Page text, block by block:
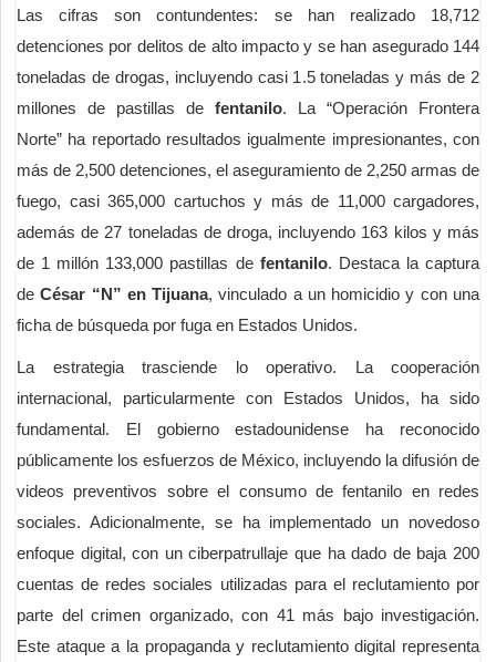
Las cifras son contundentes: se han realizado 18,712
detenciones por delitos de alto impacto y se han asegurado 144
toneladas de drogas, incluyendo casi 1.5 toneladas y más de 2
millones de pastillas de fentanilo. La “Operación Frontera
Norte” ha reportado resultados igualmente impresionantes, con
más de 2,500 detenciones, el aseguramiento de 2,250 armas de
fuego, casi 365,000 cartuchos y más de 11,000 cargadores,
además de 27 toneladas de droga, incluyendo 163 kilos y más
de 1 millón 133,000 pastillas de fentanilo. Destaca la captura
deCésar “N” en Tijuana, vinculado a un homicidio y con una
ficha de búsqueda por fuga en Estados Unidos.
La estrategia trasciende lo operativo. La cooperación
internacional, particularmente con Estados Unidos, ha sido
fundamental. El gobierno estadounidense ha reconocido
públicamente los esfuerzos de México, incluyendo la difusión de
videos preventivos sobre el consumo de fentanilo en redes
sociales. Adicionalmente, se ha implementado un novedoso
enfoque digital, con un ciberpatrullaje que ha dado de baja 200
cuentas de redes sociales utilizadas para el reclutamiento por
parte del crimen organizado, con 41 más bajo investigación.
Este ataque a la propaganda y reclutamiento digital representa